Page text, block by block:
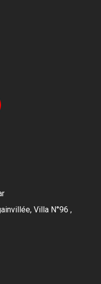
Villa N°96 ,